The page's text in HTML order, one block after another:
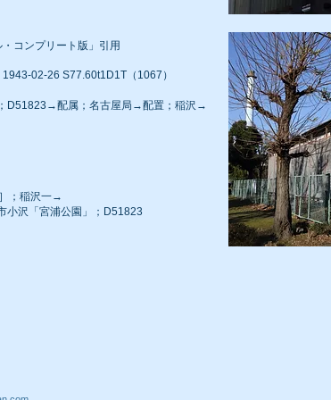
コンプリート版」引用
02-26 S77.60t1D1T（1067）
D51823→配属；名古屋局→配置；稲沢→
；稲沢一→
小沢「宮浦公園」；D51823